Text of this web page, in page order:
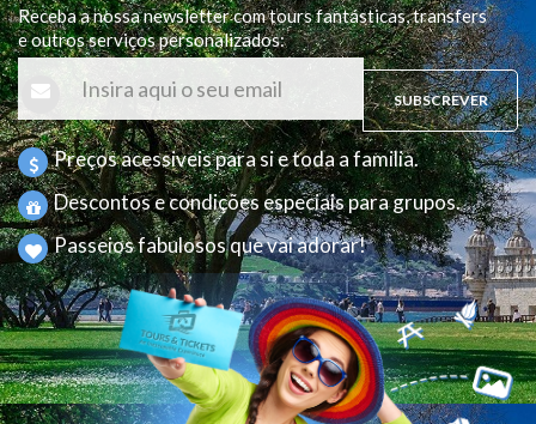
Receba a nossa newsletter com tours fantásticas, transfers
e outros serviços personalizados:
SUBSCREVER
Preços acessiveis para si e toda a familia.
Descontos e condições especiais para grupos.
Passeios fabulosos que vai adorar!